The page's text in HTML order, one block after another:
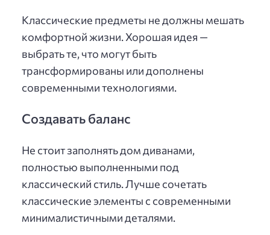
Классические предметы не должны мешать
комфортной жизни. Хорошая идея —
выбрать те, что могут быть
трансформированы или дополнены
современными технологиями.
Создавать баланс
Не стоит заполнять дом диванами,
полностью выполненными под
классический стиль. Лучше сочетать
классические элементы с современными
минималистичными деталями.